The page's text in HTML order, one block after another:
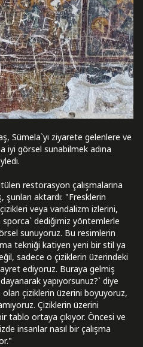
Sümela`yı ziyarete gelenlere ve
iyi görsel sunabilmek adına
restorasyon çalışmalarına
şunları aktardı: "Fresklerin
veya vandalizm izlerini,
dediğimiz yöntemlerle
sunuyoruz. Bu resimlerin
tekniği katiyen yeni bir stil ya
sadece o çiziklerin üzerindeki
ediyoruz. Buraya gelmiş
yapıyorsunuz?` diye
çiziklerin üzerini boyuyoruz,
Çiziklerin üzerini
tablo ortaya çıkıyor. Öncesi ve
insanlar nasıl bir çalışma